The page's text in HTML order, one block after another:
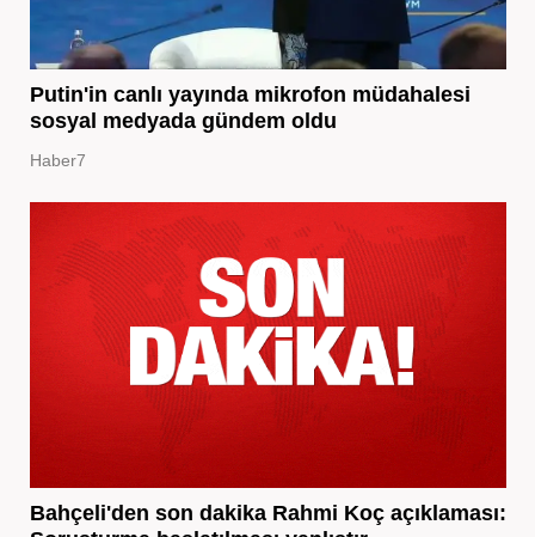
Putin'in canlı yayında mikrofon müdahalesi
sosyal medyada gündem oldu
Haber7
Bahçeli'den son dakika Rahmi Koç açıklaması: